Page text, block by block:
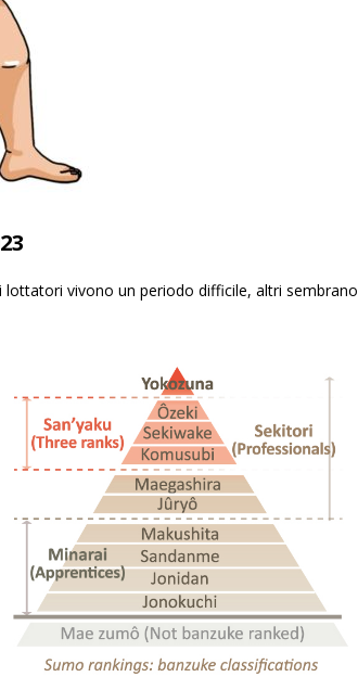
vivono un periodo difficile, altri sembrano